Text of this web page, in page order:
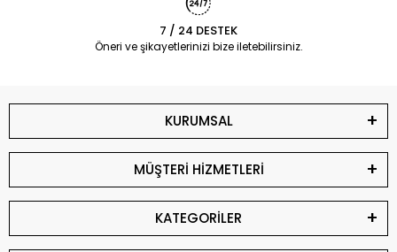
7 / 24 DESTEK
Öneri ve şikayetlerinizi bize iletebilirsiniz.
KURUMSAL
MÜŞTERİ HİZMETLERİ
KATEGORİLER